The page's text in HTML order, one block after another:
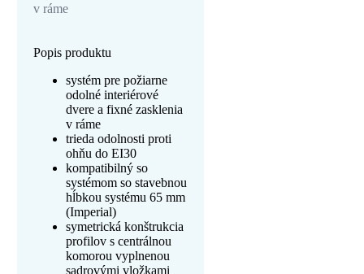
v ráme
Popis produktu
systém pre požiarne
odolné interiérové
dvere a fixné zasklenia
v ráme
trieda odolnosti proti
ohňu do EI30
kompatibilný so
systémom so stavebnou
hĺbkou systému 65 mm
(Imperial)
symetrická konštrukcia
profilov s centrálnou
komorou vyplnenou
sadrovými vložkami